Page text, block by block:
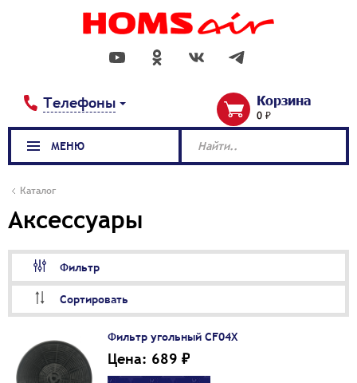
Телефоны Корзина
0 ₽
Каталог
Аксессуары
Фильтр
Сортировать
Фильтр угольный CF04X
Цена: 689 ₽
МЕНЮ Найти..